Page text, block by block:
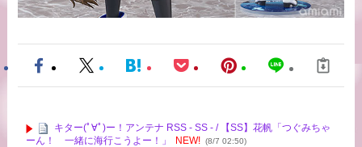
キター(ﾟ∀ﾟ)ー！アンテナ RSS - SS - / 【SS】花帆「つぐみちゃ
ーん！ 一緒に海行こうよー！」
NEW! (8/7 02:50)